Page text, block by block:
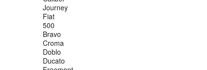
Journey
Fiat
500
Bravo
Croma
Doblo
Ducato